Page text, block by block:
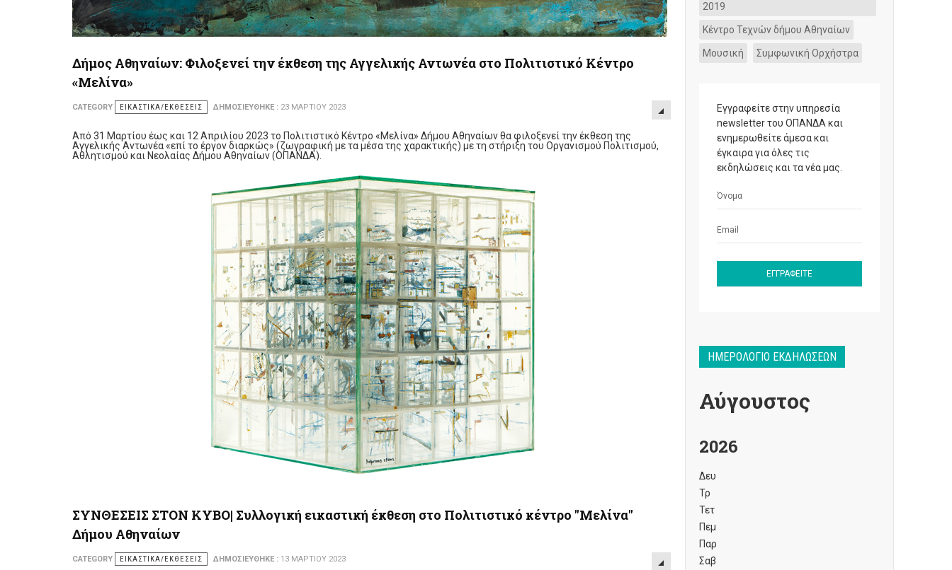
Δήμος Αθηναίων: Φιλοξενεί την έκθεση της Αγγελικής Αντωνέα στο Πολιτιστικό Κέντρο
«Μελίνα»
CATEGORY ΕΙΚΑΣΤΙΚΆ/ΕΚΘΈΣΕΙΣ ΔΗΜΟΣΙΕΎΘΗΚΕ : 23 ΜΑΡΤΊΟΥ 2023
Από 31 Μαρτίου έως και 12 Απριλίου 2023 το Πολιτιστικό Κέντρο «Μελίνα» Δήμου Αθηναίων θα φιλοξενεί την έκθεση της
Αγγελικής Αντωνέα «επί το έργον διαρκώς» (ζωγραφική με τα μέσα της χαρακτικής) με τη στήριξη του Οργανισμού Πολιτισμού,
Αθλητισμού και Νεολαίας Δήμου Αθηναίων (ΟΠΑΝΔΑ).
ΣΥΝΘΕΣΕΙΣ ΣΤΟΝ ΚΥΒΟ| Συλλογική εικαστική έκθεση στο Πολιτιστικό κέντρο "Μελίνα"
Δήμου Αθηναίων
CATEGORY ΕΙΚΑΣΤΙΚΆ/ΕΚΘΈΣΕΙΣ ΔΗΜΟΣΙΕΎΘΗΚΕ : 13 ΜΑΡΤΊΟΥ 2023
2019
Κέντρο Τεχνών δήμου Αθηναίων
Μουσική Συμφωνική Ορχήστρα
Εγγραφείτε στην υπηρεσία
newsletter του ΟΠΑΝΔΑ και
ενημερωθείτε άμεσα και
έγκαιρα για όλες τις
εκδηλώσεις και τα νέα μας.
ΗΜΕΡΟΛΌΓΙΟ ΕΚΔΗΛΏΣΕΩΝ
Αύγουστος
2026
Δευ
Τρ
Τετ
Πεμ
Παρ
Σαβ